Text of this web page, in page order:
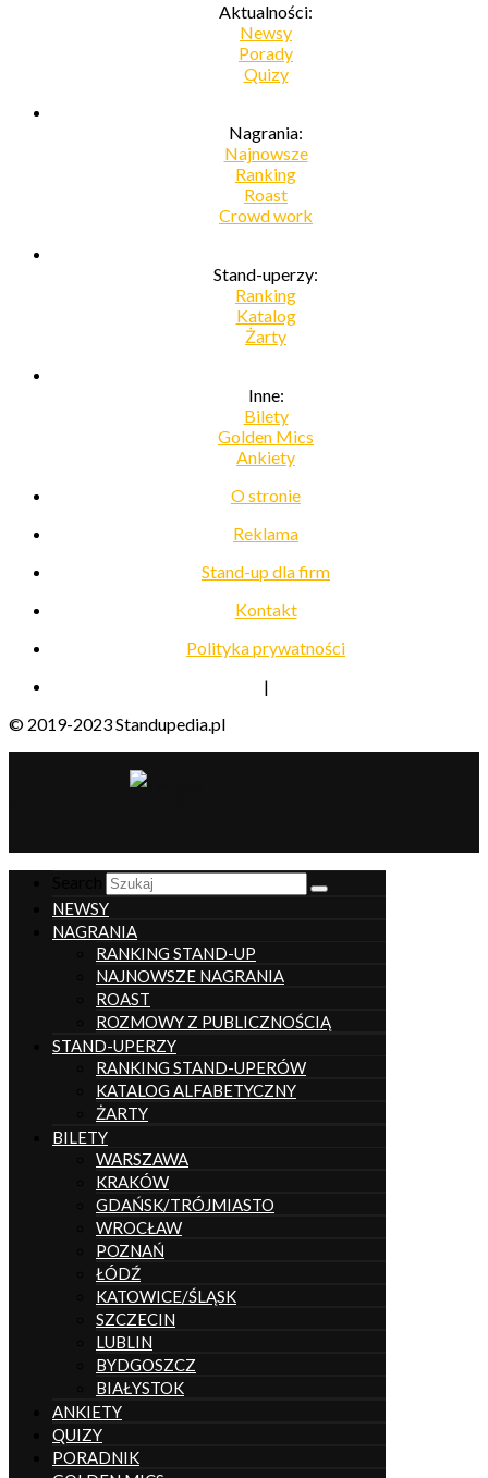
Aktualności:
Newsy
Porady
Quizy
Nagrania:
Najnowsze
Ranking
Roast
Crowd work
Stand-uperzy:
Ranking
Katalog
Żarty
Inne:
Bilety
Golden Mics
Ankiety
O stronie
Reklama
Stand-up dla firm
Kontakt
Polityka prywatności
|
© 2019-2023 Standupedia.pl
NEWSY
NAGRANIA
RANKING STAND-UP
NAJNOWSZE NAGRANIA
ROAST
ROZMOWY Z PUBLICZNOŚCIĄ
STAND-UPERZY
RANKING STAND-UPERÓW
KATALOG ALFABETYCZNY
ŻARTY
BILETY
WARSZAWA
KRAKÓW
GDAŃSK/TRÓJMIASTO
WROCŁAW
POZNAŃ
ŁÓDŹ
KATOWICE/ŚLĄSK
SZCZECIN
LUBLIN
BYDGOSZCZ
BIAŁYSTOK
ANKIETY
QUIZY
PORADNIK